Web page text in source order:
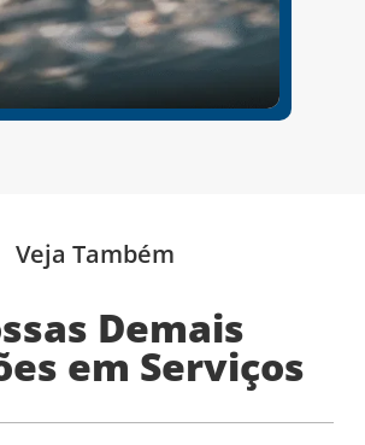
Demais
em Serviços
Veja Também